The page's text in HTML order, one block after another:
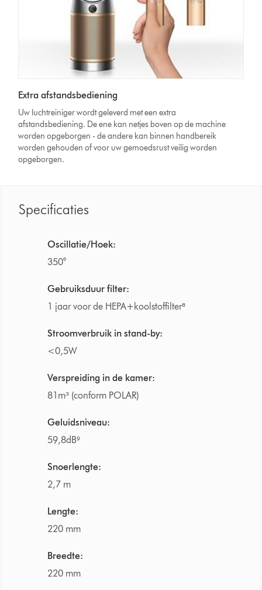
Extra afstandsbediening
Uw luchtreiniger wordt geleverd met een extra
afstandsbediening. De ene kan netjes boven op de machine
worden opgeborgen - de andere kan binnen handbereik
worden gehouden of voor uw gemoedsrust veilig worden
opgeborgen.
Specificaties
Oscillatie/Hoek:
350°
Gebruiksduur filter:
1 jaar voor de HEPA+koolstoffilter⁸
Stroomverbruik in stand-by:
<0,5W
Verspreiding in de kamer:
81m³ (conform POLAR)
Geluidsniveau:
59,8dB⁹
Snoerlengte:
2,7 m
Lengte:
220 mm
Breedte:
220 mm